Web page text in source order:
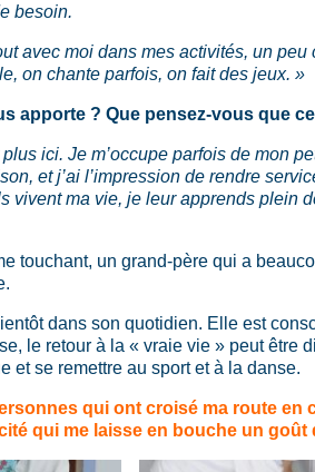
besoin.
avec moi dans mes activités, un peu
on chante parfois, on fait des jeux. »
apporte ? Que pensez-vous que
ici. Je m’occupe parfois de mon
et j’ai l’impression de rendre
vivent ma vie, je leur apprends plein
touchant, un grand-père qui a
dans son quotidien. Elle est
le retour à la « vraie vie » peut être
et se remettre au sport et à la danse.
qui ont croisé ma route en
qui me laisse en bouche un